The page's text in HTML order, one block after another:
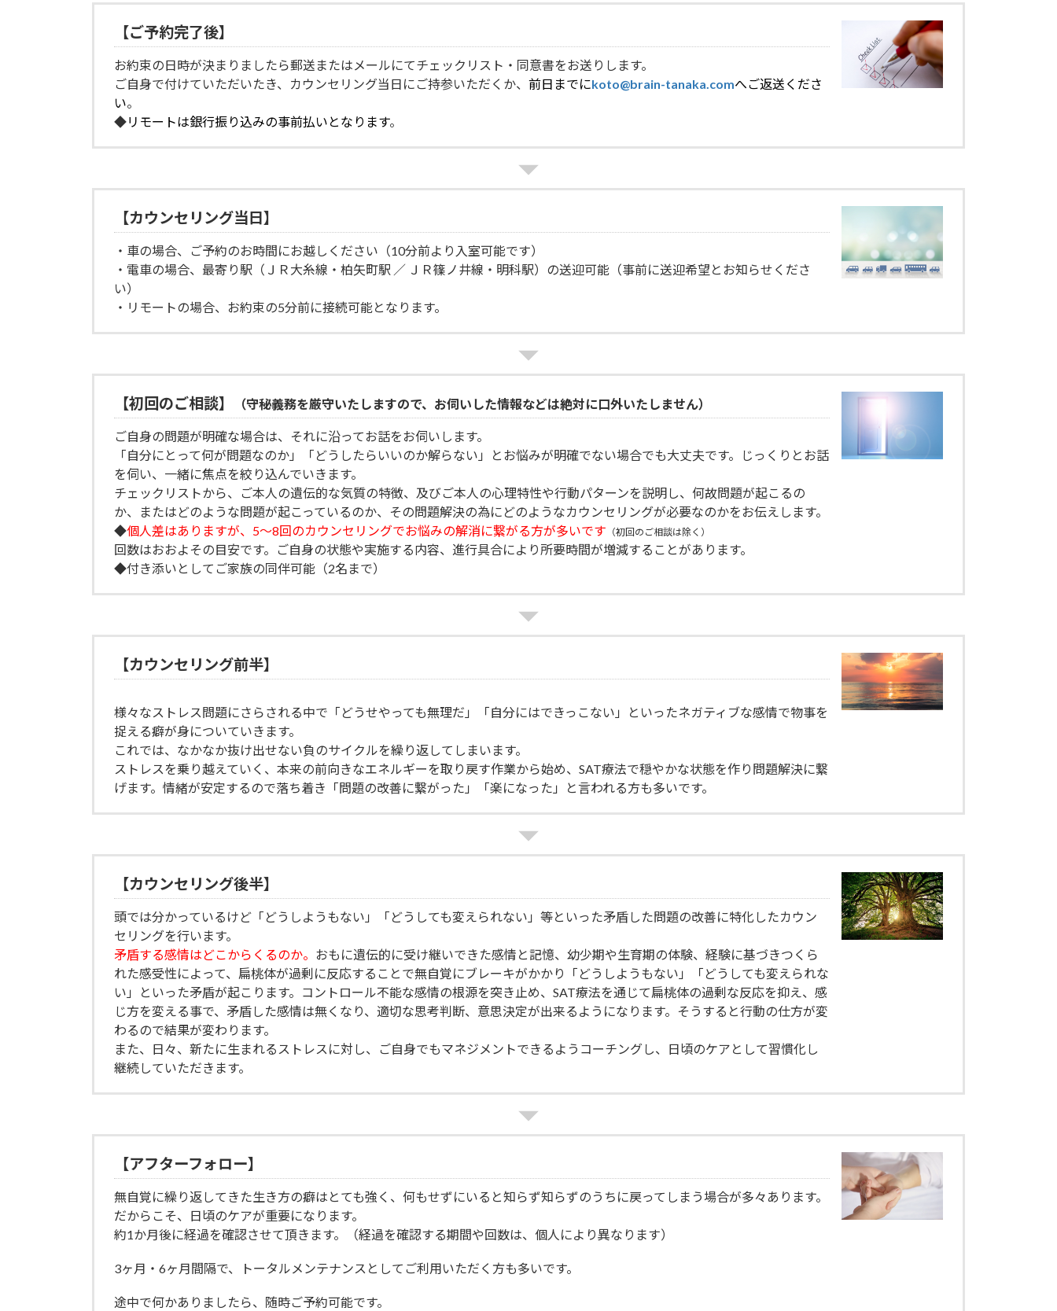
【ご予約完了後】
お約束の日時が決まりましたら郵送またはメールにてチェックリスト・同意書をお送りします。
ご自身で付けていただいたき、カウンセリング当日にご持参いただくか、 前日までにkoto@brain-tanaka.comへご返送くださ
い。
◆リモートは銀行振り込みの事前払いとなります。
【カウンセリング当日】
・車の場合、ご予約のお時間にお越しください（10分前より入室可能です）
・電車の場合、最寄り駅（ＪＲ大糸線・柏矢町駅 ／ ＪＲ篠ノ井線・明科駅）の送迎可能（事前に送迎希望とお知らせくださ
い）
・リモートの場合、お約束の5分前に接続可能となります。
【初回のご相談】 （守秘義務を厳守いたしますので、お伺いした情報などは絶対に口外いたしません）
ご自身の問題が明確な場合は、それに沿ってお話をお伺いします。
「自分にとって何が問題なのか」「どうしたらいいのか解らない」とお悩みが明確でない場合でも大丈夫です。じっくりとお話
を伺い、一緒に焦点を絞り込んでいきます。
チェックリストから、ご本人の遺伝的な気質の特徴、及びご本人の心理特性や行動パターンを説明し、何故問題が起こるの
か、またはどのような問題が起こっているのか、その問題解決の為にどのようなカウンセリングが必要なのかをお伝えします。
◆個人差はありますが、5～8回のカウ ンセリングでお悩みの解消に繋がる方が多いです （初回のご相談は除く）
回数はおおよその目安です。ご自身の状態や実施する内容、進行具合により所要時間が増減することがあります。
◆付き添いとしてご家族の同伴可能（2名まで）
【カウンセリング前半】
様々なストレス問題にさらされる中で「どうせやっても無理だ」「自分にはできっこない」といったネガティブな感情で物事を
捉える癖が身についていきます。
これでは、なかなか抜け出せない負のサイクルを繰り返してしまいます。
ストレスを乗り越えていく、本来の前向きなエネルギーを取り戻す作業から始め、SAT療法で穏やかな状態を作り問題解決に繋
げます。情緒が安定するので落ち着き「問題の改善に繋がった」「楽になった」と言われる方も多いです。
【カウンセリング後半】
頭では分かっているけど「どうしようもない」「どうしても変えられない」等といった矛盾した問題の改善に特化したカウン
セリングを行います。
矛盾する感情はどこからくるのか。 おもに遺伝的に受け継いできた感情と記憶、幼少期や生育期の体験、経験に基づきつくら
れた感受性によって、扁桃体が過剰に反応することで無自覚にブレーキがかかり「どうしようもない」「どうしても変えられな
い」といった矛盾が起こります。コントロール不能な感情の根源を突き止め、SAT療法を通じて扁桃体の過剰な反応を抑え、感
じ方を変える事で、矛盾した感情は無くなり、適切な思考判断、意思決定が出来るようになります。そうすると行動の仕方が変
わるので結果が変わります。
また、日々、新たに生まれるストレスに対し、ご自身でもマネジメントできるようコーチングし、日頃のケアとして習慣化し
継続していただきます。
【アフターフォロー】
無自覚に繰り返してきた生き方の癖はとても強く、何もせずにいると知らず知らずのうちに戻ってしまう場合が多々あります。
だからこそ、日頃のケアが重要になります。
約1か月後に経過を確認させて頂きます。（経過を確認する期間や回数は、個人により異なります）
3ヶ月・6ヶ月間隔で、トータルメンテナンスとしてご利用いただく方も多いです。
途中で何かありましたら、随時ご予約可能です。